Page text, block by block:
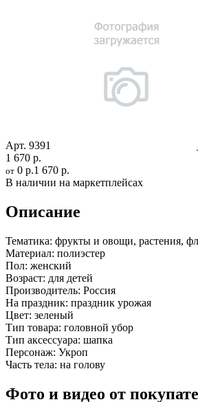
Арт. 9391
1 670 р.
от 0 р.1 670 р.
В наличии на маркетплейсах
Описание
Тематика: фрукты и овощи, растения,
Материал: полиэстер
Пол: женский
Возраст: для детей
Производитель: Россия
На праздник: праздник урожая
Цвет: зеленый
Тип товара: головной убор
Тип аксессуара: шапка
Персонаж: Укроп
Часть тела: на голову
Фото и видео от